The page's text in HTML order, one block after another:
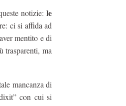
notizie: le
ci si affida ad
mentito e di
trasparenti, ma
mancanza di
con cui si